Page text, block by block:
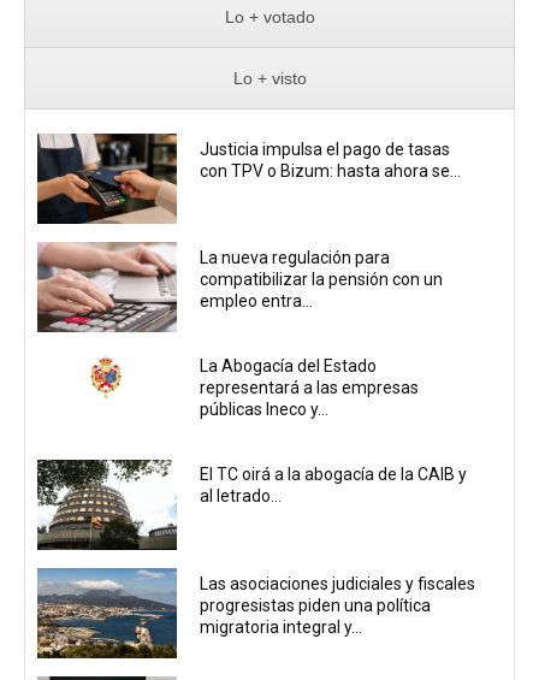
Lo + votado
Lo + visto
Justicia impulsa el pago de tasas
con TPV o Bizum: hasta ahora se...
La nueva regulación para
compatibilizar la pensión con un
empleo entra...
La Abogacía del Estado
representará a las empresas
públicas Ineco y...
El TC oirá a la abogacía de la CAIB y
al letrado...
Las asociaciones judiciales y fiscales
progresistas piden una política
migratoria integral y...